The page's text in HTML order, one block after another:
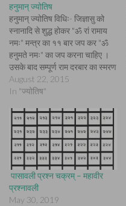
हनुमान् ज्योतिष
हनुमान् ज्योतिष विधिः- जिज्ञासु को
स्नानादि से शुद्ध होकर "ॐ रां रामाय
नमः" मन्त्र का ११ बार जप कर "ॐ
हनुमते नमः" का जप करना चाहिए ।
उसके बाद सम्पूर्ण राम दरबार का स्मरण
करते हुए प्रश्नावली चक्र पर तर्जनी
अंगुली घुमाते एवं मन-ही-मन अपने
August 22, 2015
In "ज्योतिष"
पासावली प्रश्न चक्रम् – महावीर
प्रश्नावली
May 30, 2019